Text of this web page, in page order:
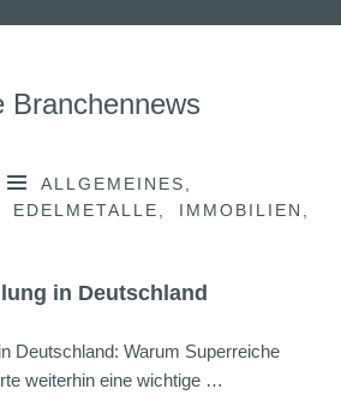
Branchennews
ALLGEMEINES
EDELMETALLE
IMMOBILIEN
in Deutschland
Deutschland: Warum Superreiche
weiterhin eine wichtige …